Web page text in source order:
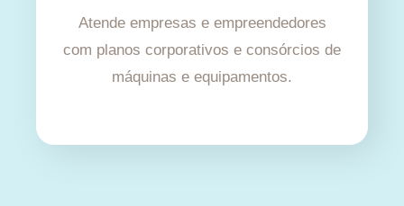
Atende empresas e empreendedores
com planos corporativos e consórcios de
máquinas e equipamentos.